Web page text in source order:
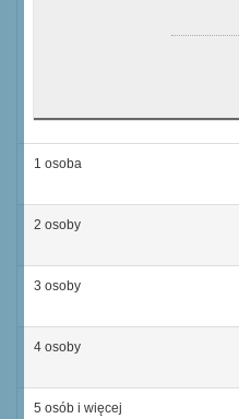
1 osoba
2 osoby
3 osoby
4 osoby
5 osób i więcej